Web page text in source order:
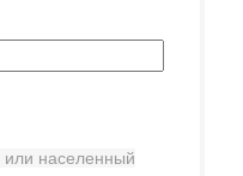
или населенный